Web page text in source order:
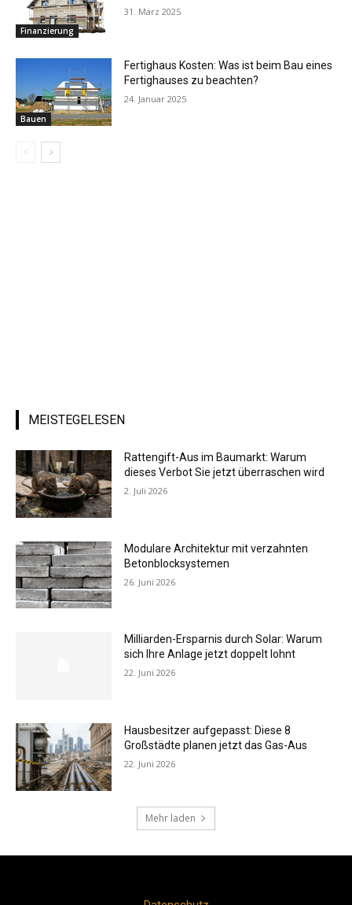
Finanzierung
31. März 2025
Bauen
Fertighaus Kosten: Was ist beim Bau eines
Fertighauses zu beachten?
24. Januar 2025
MEISTEGELESEN
Rattengift-Aus im Baumarkt: Warum
dieses Verbot Sie jetzt überraschen wird
2. Juli 2026
Modulare Architektur mit verzahnten
Betonblocksystemen
26. Juni 2026
Milliarden-Ersparnis durch Solar: Warum
sich Ihre Anlage jetzt doppelt lohnt
22. Juni 2026
Hausbesitzer aufgepasst: Diese 8
Großstädte planen jetzt das Gas-Aus
22. Juni 2026
Mehr laden